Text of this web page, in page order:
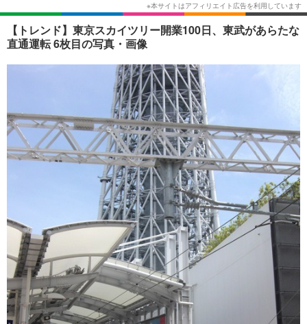
韓国・芸能
音楽 スポーツ
ライフTOP グルメ
ペット ショッピング
その他
リリース一覧
プッシュ通知の停止方法
【トレンド】東京スカイツリー開業100日、東武があらたな
直通運転 6枚目の写真・画像